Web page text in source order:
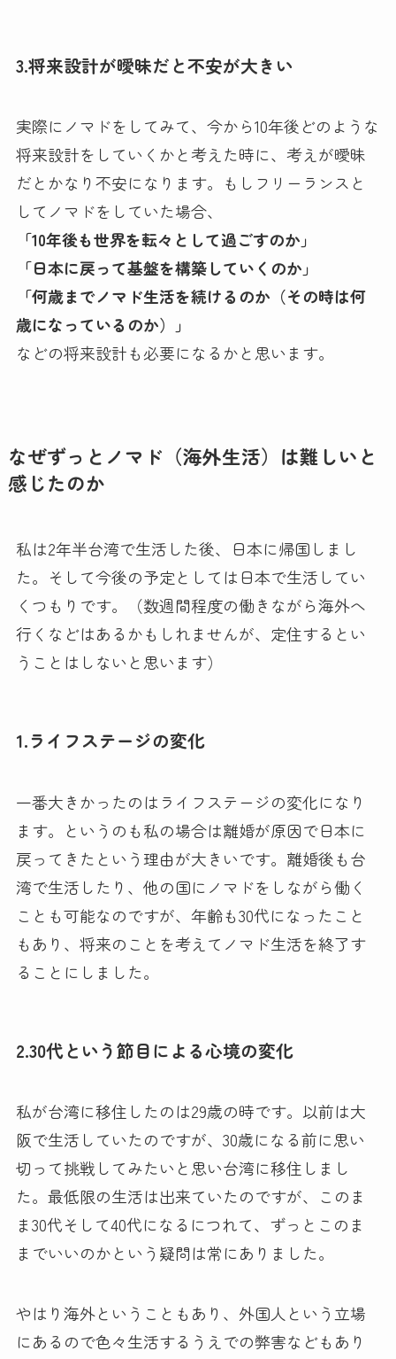
3.将来設計が曖昧だと不安が大きい
実際にノマドをしてみて、今から10年後どのような
将来設計をしていくかと考えた時に、考えが曖昧
だとかなり不安になります。もしフリーランスと
してノマドをしていた場合、
「10年後も世界を転々として過ごすのか」
「日本に戻って基盤を構築していくのか」
「何歳までノマド生活を続けるのか（その時は何
歳になっているのか）」
などの将来設計も必要になるかと思います。
なぜずっとノマド（海外生活）は難しいと
感じたのか
私は2年半台湾で生活した後、日本に帰国しまし
た。そして今後の予定としては日本で生活してい
くつもりです。（数週間程度の働きながら海外へ
行くなどはあるかもしれませんが、定住するとい
うことはしないと思います）
1.ライフステージの変化
一番大きかったのはライフステージの変化になり
ます。というのも私の場合は離婚が原因で日本に
戻ってきたという理由が大きいです。離婚後も台
湾で生活したり、他の国にノマドをしながら働く
ことも可能なのですが、年齢も30代になったこと
もあり、将来のことを考えてノマド生活を終了す
ることにしました。
2.30代という節目による心境の変化
私が台湾に移住したのは29歳の時です。以前は大
阪で生活していたのですが、30歳になる前に思い
切って挑戦してみたいと思い台湾に移住しまし
た。最低限の生活は出来ていたのですが、このま
ま30代そして40代になるにつれて、ずっとこのま
までいいのかという疑問は常にありました。
やはり海外ということもあり、外国人という立場
にあるので色々生活するうえでの弊害などもあり